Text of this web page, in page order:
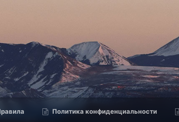
Политика конфиденциальности